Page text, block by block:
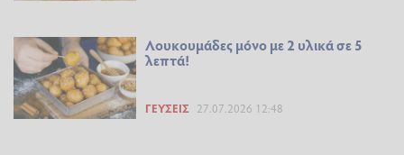
Λουκουμάδες μόνο με 2 υλικά σε 5
λεπτά!
ΓΕΎΣΕΙΣ 27.07.2026 12:48